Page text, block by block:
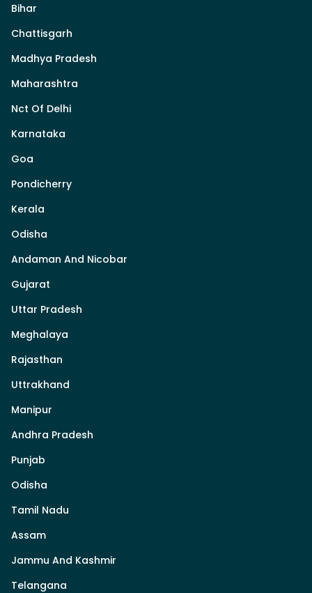
Bihar
Chattisgarh
Madhya Pradesh
Maharashtra
Nct Of Delhi
Karnataka
Goa
Pondicherry
Kerala
Odisha
Andaman And Nicobar
Gujarat
Uttar Pradesh
Meghalaya
Rajasthan
Uttrakhand
Manipur
Andhra Pradesh
Punjab
Odisha
Tamil Nadu
Assam
Jammu And Kashmir
Telangana